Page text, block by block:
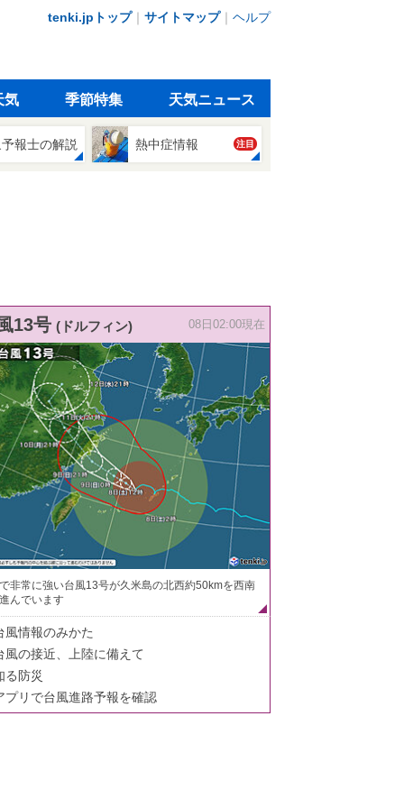
tenki.jpトップ｜ サイトマップ｜ ヘルプ
気 季節特集 天気ニュース
報士の解説 熱中症情報 注目
13号 (ドルフィン) 08日02:00現在
非常に強い台風13号が久米島の北西約50kmを西南
んでいます
風情報のみかた
風の接近、上陸に備えて
る防災
プリで台風進路予報を確認